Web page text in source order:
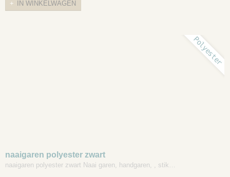
IN WINKELWAGEN
Polyester
naaigaren polyester zwart
naaigaren polyester zwart Naai garen, handgaren, , stik…